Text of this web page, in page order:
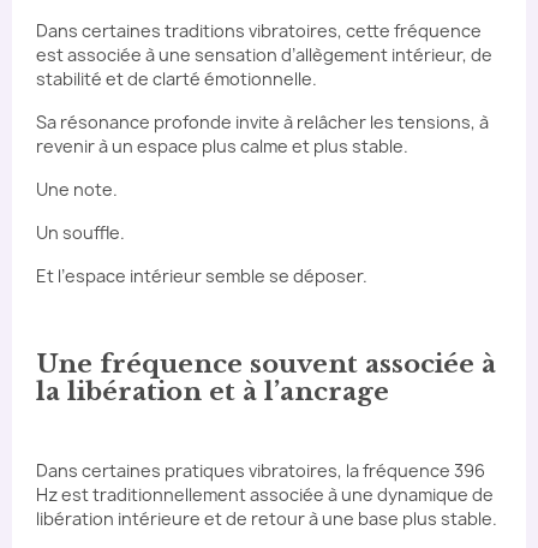
Dans certaines traditions vibratoires, cette fréquence
est associée à une sensation d’allègement intérieur, de
stabilité et de clarté émotionnelle.
Sa résonance profonde invite à relâcher les tensions, à
revenir à un espace plus calme et plus stable.
Une note.
Un souffle.
Et l’espace intérieur semble se déposer.
Une fréquence souvent associée à
la libération et à l’ancrage
Dans certaines pratiques vibratoires, la fréquence 396
Hz est traditionnellement associée à une dynamique de
libération intérieure et de retour à une base plus stable.